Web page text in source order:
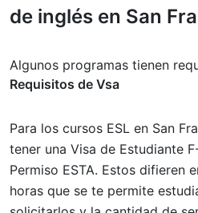
de inglés en San
Algunos programas tienen
Requisitos de Vsa
Para los cursos ESL en San
tener una Visa de Estudiante
Permiso ESTA. Estos difieren
horas que se te permite